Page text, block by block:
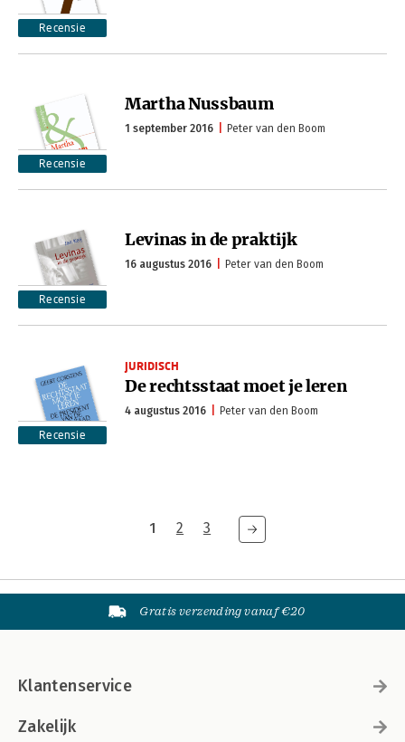
Recensie
Recensie
Martha Nussbaum
1 september 2016 Peter van den Boom
Recensie
Levinas in de praktijk
16 augustus 2016 Peter van den Boom
Recensie
JURIDISCH
De rechtsstaat moet je leren
4 augustus 2016 Peter van den Boom
1 2 3
Gratis verzending vanaf €20
Klantenservice
Zakelijk